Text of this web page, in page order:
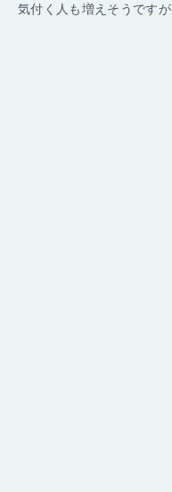
気付く人も増えそうですが